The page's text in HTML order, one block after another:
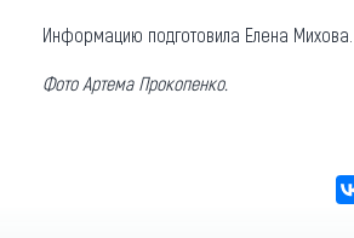
Информацию подготовила Елена Михова.
Фото Артема Прокопенко.